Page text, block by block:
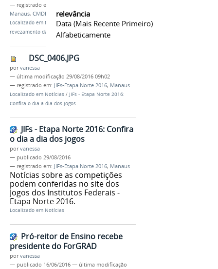
relevância
Data (mais Recente Primeiro)
Alfabeticamente
— registrado em:
Manaus, CMDI
Localizado em Notícias /IFAM participa do
revezamento da tocha olímpica
DSC_0406.JPG
porvanessa
— última modificação 29/08/2016 09h02
— registrado em: JIFs-Etapa Norte 2016, Manaus
Localizado em Notícias / JIFs - Etapa Norte 2016:
Confira o dia a dia dos jogos
JIFs - Etapa Norte 2016: Confira
o dia a dia dos jogos
porvanessa
— publicado 29/08/2016
— registrado em: JIFs-Etapa Norte 2016, Manaus
Notícias sobre as competições
podem conferidas no site dos
Jogos dos Institutos Federais -
Etapa Norte 2016.
Localizado em Notícias
Pró-reitor de Ensino recebe
presidente do ForGRAD
porvanessa
— publicado 16/06/2016 — última modificação